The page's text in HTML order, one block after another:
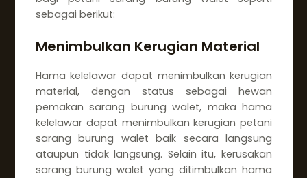
sebagai berikut:
Menimbulkan Kerugian Material
Hama kelelawar dapat menimbulkan kerugian
material, dengan status sebagai hewan
pemakan sarang burung walet, maka hama
kelelawar dapat menimbulkan kerugian petani
sarang burung walet baik secara langsung
ataupun tidak langsung. Selain itu, kerusakan
sarang burung walet yang ditimbulkan hama